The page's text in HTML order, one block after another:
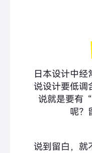
日本设计中
说设计要低调
说就是要有
呢？
说到留白，就